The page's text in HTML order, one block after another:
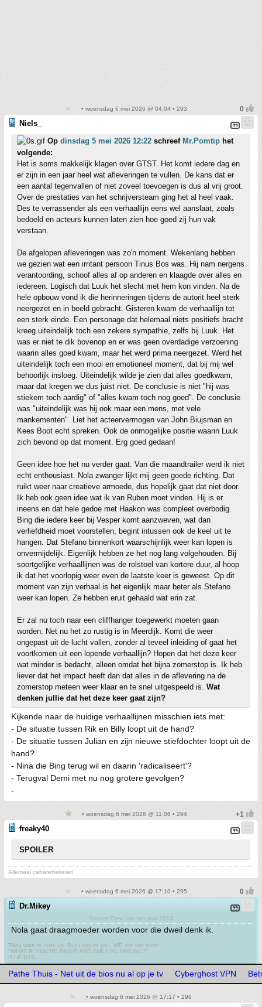
• woensdag 6 mei 2026 @ 04:04 • 293
Niels_
Op dinsdag 5 mei 2026 12:22 schreef Mr.Pomtip het
volgende:
Het is soms makkelijk klagen over GTST. Het komt iedere dag en
er zijn in een jaar heel wat afleveringen te vullen. De kans dat er
een aantal tegenvallen of niet zoveel toevoegen is dus al vrij groot.
Over de prestaties van het schrijversteam ging het al heel vaak.
Des te verrassender als een verhaallijn eens wel aanslaat, zoals
bedoeld en acteurs kunnen laten zien hoe goed zij hun vak
verstaan.
De afgelopen afleveringen was zo'n moment. Wekenlang hebben
we gezien wat een irritant persoon Tinus Bos was. Hij nam nergens
verantoording, schoof alles af op anderen en klaagde over alles en
iedereen. Logisch dat Luuk het slecht met hem kon vinden. Na de
hele opbouw vond ik die herinneringen tijdens de autorit heel sterk
neergezet en in beeld gebracht. Gisteren kwam de verhaallijn tot
een sterk einde. Een personage dat helemaal niets positiefs bracht
kreeg uiteindelijk toch een zekere sympathie, zelfs bij Luuk. Het
was er niet te dik bovenop en er was geen overdadige verzoening
waarin alles goed kwam, maar het werd prima neergezet. Werd het
uiteindelijk toch een mooi en emotioneel moment, dat bij mij wel
behoorlijk insloeg. Uiteindelijk wilde je zien dat alles goedkwam,
maar dat kregen we dus juist niet. De conclusie is niet "hij was
stiekem toch aardig" of "alles kwam toch nog goed". De conclusie
was "uiteindelijk was hij ook maar een mens, met vele
mankementen". Liet het acteervermogen van John Biujsman en
Kees Boot echt spreken. Ook de onmogelijke positie waarin Luuk
zich bevond op dat moment. Erg goed gedaan!
Geen idee hoe het nu verder gaat. Van die maandtrailer werd ik niet
echt enthousiast. Nola zwanger lijkt mij geen goede richting. Dat
ruikt weer naar creatieve armoede, dus hopelijk gaat dat niet door.
Ik heb ook geen idee wat ik van Ruben moet vinden. Hij is er
ineens en dat hele gedoe met Haakon was compleet overbodig.
Bing die iedere keer bij Vesper komt aanzweven, wat dan
verliefdheid moet voorstellen, begint intussen ook de keel uit te
hangen. Dat Stefano binnenkort waarschijnlijk weer kan lopen is
onvermijdelijk. Eigenlijk hebben ze het nog lang volgehouden. Bij
soortgelijke verhaallijnen was de rolstoel van kortere duur, al hoop
ik dat het voorlopig weer even de laatste keer is geweest. Op dit
moment van zijn verhaal is het eigenlijk maar beter als Stefano
weer kan lopen. Ze hebben eruit gehaald wat erin zat.
Er zal nu toch naar een cliffhanger toegewerkt moeten gaan
worden. Net nu het zo rustig is in Meerdijk. Komt die weer
ongepast uit de lucht vallen, zonder al teveel inleiding of gaat het
voortkomen uit een lopende verhaallijn? Hopen dat het deze keer
wat minder is bedacht, alleen omdat het bijna zomerstop is. Ik heb
liever dat het impact heeft dan dat alles in de aflevering na de
zomerstop meteen weer klaar en te snel uitgespeeld is. Wat
denken jullie dat het deze keer gaat zijn?
Kijkende naar de huidige verhaallijnen misschien iets met:
- De situatie tussen Rik en Billy loopt uit de hand?
- De situatie tussen Julian en zijn nieuwe stiefdochter loopt uit de
hand?
- Nina die Bing terug wil en daarin 'radicaliseert'?
- Terugval Demi met nu nog grotere gevolgen?
-
• woensdag 6 mei 2026 @ 11:06 • 294
freaky40
SPOILER
Allemaal cabaretteketet!
• woensdag 6 mei 2026 @ 17:10 • 295
Dr.Mikey
Games Crew van het jaar 2013
Nola gaat draagmoeder worden voor die dweil denk ik.
They wish to cure us. But I say to you, WE are the cure!
"WHAT IF YOU'RE RIGHT AND THEY'RE WRONG?"
R.I.P DTS.
Pathe Thuis - Net uit de bios nu al op je tv Cyberghost VPN
• woensdag 6 mei 2026 @ 17:17 • 296